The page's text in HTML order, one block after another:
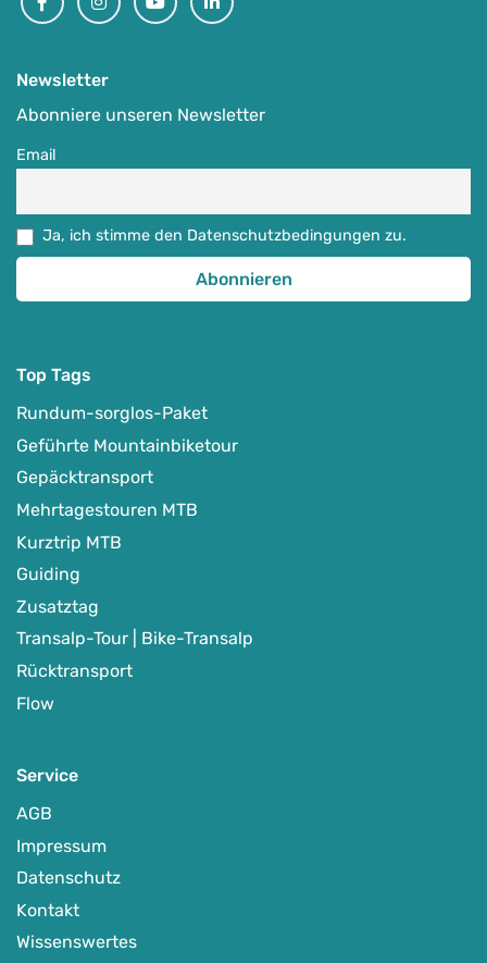
Dein Wunschort - Auf Karte anzeigen
E-MTB-Fahrtechnik und Mountainbike-Training
(E-)MTB-Camps für Frauen
Kaiserstuhl | Schwarzwald | Taunus | Vogesen
Auf Karte anzeigen
Newsletter
Abonniere unseren Newsletter
Email
Ja, ich stimme den Datenschutzbedingungen zu.
Top Tags
Rundum-sorglos-Paket
Geführte Mountainbiketour
Gepäcktransport
Mehrtagestouren MTB
Kurztrip MTB
Guiding
Zusatztag
Transalp-Tour | Bike-Transalp
Rücktransport
Flow
Service
AGB
Impressum
Datenschutz
Kontakt
Wissenswertes